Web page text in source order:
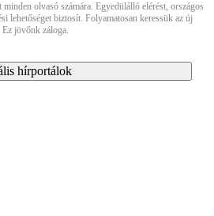
olvasó számára. Egyedülálló elérést, országos
lehetőséget biztosít. Folyamatosan keressük az új
jövőnk záloga.
hírportálok